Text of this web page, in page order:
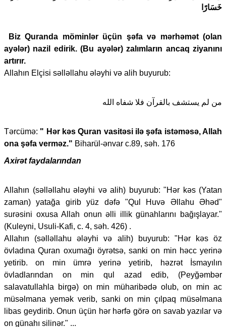
خَسَارًا
Biz Quranda möminlər üçün şəfa və mərhəmət (olan
ayələr) nazil edirik. (Bu ayələr) zalımların ancaq ziyanını
artırır.
Allahın Elçisi səlləllahu ələyhi və alih buyurub:
من لم يستشف بالقرآن فلا شفاه الله
Tərcümə: " Hər kəs Quran vasitəsi ilə şəfa istəməsə, Allah
ona şəfa verməz." Biharül-ənvar c.89, səh. 176
Axirət faydalarından
Allahın (səlləllahu ələyhi və alih) buyurub: "Hər kəs (Yatan
zaman) yatağa girib yüz dəfə "Qul Huvə Əllahu Əhəd"
surəsini oxusa Allah onun əlli illik günahlarını bağışlayar."
(Kuleyni, Usuli-Kafi, c. 4, səh. 426) .
Allahın (səlləllahu ələyhi və alih) buyurub: "Hər kəs öz
övladına Quran oxumağı öyrətsə, sanki on min həcc yerinə
yetirib. on min ümrə yerinə yetirib, həzrət İsmayılın
övladlarından on min qul azad edib, (Peyğəmbər
salavatullahla birgə) on min müharibədə olub, on min ac
müsəlmana yemək verib, sanki on min çılpaq müsəlmana
libas geydirib. Onun üçün hər hərfə görə on savab yazılar və
on günahı silinər." ...